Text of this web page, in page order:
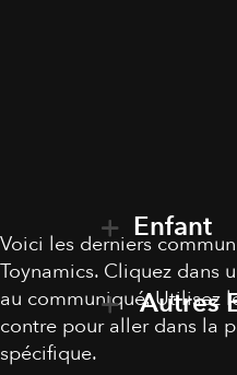
Enfant
Autres
Voici les derniers
Toynamics. Cliquez dans
au communiqué. Utilisez
contre pour aller dans la
spécifique.